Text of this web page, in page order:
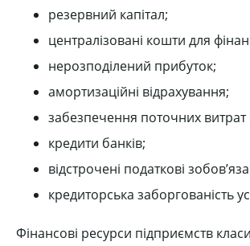
резервний капітал;
централізовані кошти для
нерозподілений прибуток;
амортизаційні відрахування;
забезпечення поточних витрат
кредити банків;
відстрочені податкові
кредиторська заборгованість
Фінансові ресурси підприємств